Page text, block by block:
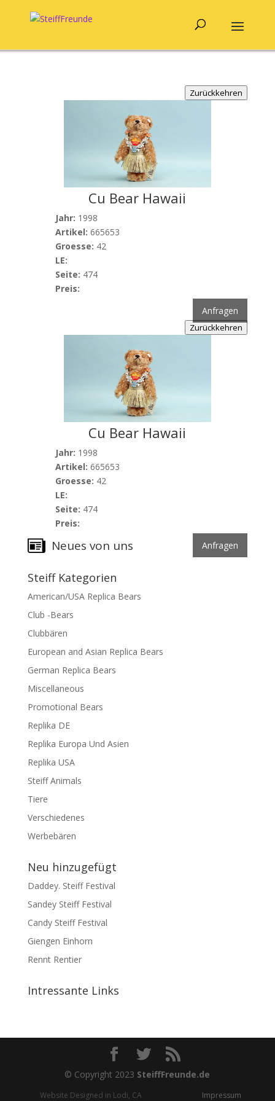
Zurückkehren
Cu Bear Hawaii
Jahr: 1998
Artikel: 665653
Groesse: 42
LE:
Seite: 474
Preis:
Anfragen
Zurückkehren
Cu Bear Hawaii
Jahr: 1998
Artikel: 665653
Groesse: 42
LE:
Seite: 474
Preis:
Anfragen
Neues von uns
Steiff Kategorien
American/USA Replica Bears
Club -Bears
Clubbären
European and Asian Replica Bears
German Replica Bears
Miscellaneous
Promotional Bears
Replika DE
Replika Europa Und Asien
Replika USA
Steiff Animals
Tiere
Verschiedenes
Werbebären
Neu hinzugefügt
Daddey. Steiff Festival
Sandey Steiff Festival
Candy Steiff Festival
Giengen Einhorn
Rennt Rentier
Intressante Links
© Copyright 2023 SteiffFreunde.de
Website Designed in Lodi, CA Impressum